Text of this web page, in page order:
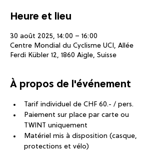
Heure et lieu
30 août 2025, 14:00 – 16:00
Centre Mondial du Cyclisme UCI, Allée
Ferdi Kübler 12, 1860 Aigle, Suisse
À propos de l'événement
Tarif individuel de CHF 60.- / pers.
Paiement sur place par carte ou
TWINT uniquement
Matériel mis à disposition (casque,
protections et vélo)